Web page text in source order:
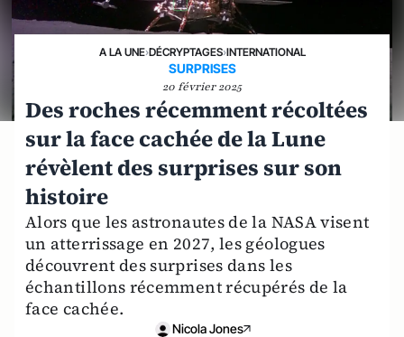
A LA UNE›DÉCRYPTAGES›INTERNATIONAL
SURPRISES
20 février 2025
Des roches récemment récoltées
sur la face cachée de la Lune
révèlent des surprises sur son
histoire
Alors que les astronautes de la NASA visent
un atterrissage en 2027, les géologues
découvrent des surprises dans les
échantillons récemment récupérés de la
face cachée.
Nicola Jones